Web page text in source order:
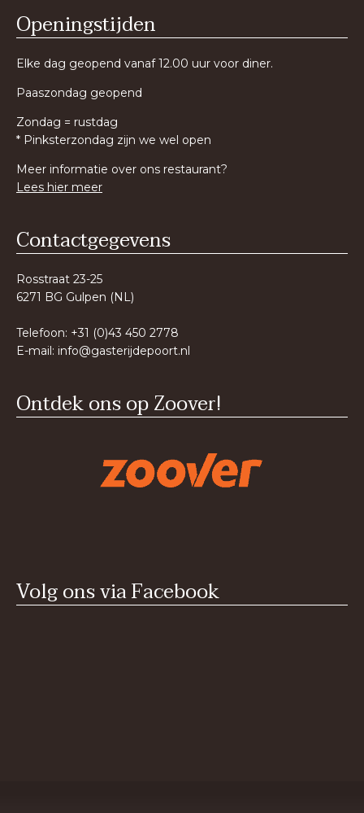
Openingstijden
Elke dag geopend vanaf 12.00 uur voor diner.
Paaszondag geopend
Zondag = rustdag
* Pinksterzondag zijn we wel open
Meer informatie over ons restaurant?
Lees hier meer
Contactgegevens
Rosstraat 23-25
6271 BG Gulpen (NL)
Telefoon: +31 (0)43 450 2778
E-mail: info@gasterijdepoort.nl
Ontdek ons op Zoover!
Volg ons via Facebook